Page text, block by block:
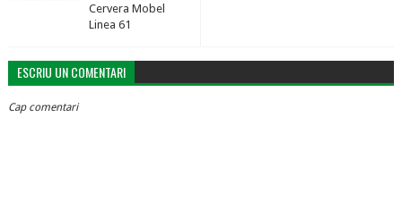
Cervera Mobel
Linea 61
ESCRIU UN COMENTARI
Cap comentari